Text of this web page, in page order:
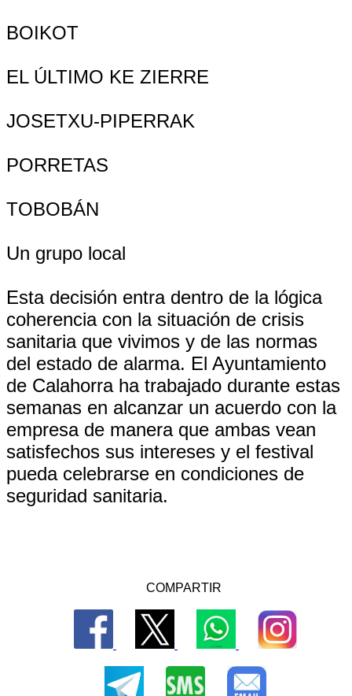
BOIKOT
EL ÚLTIMO KE ZIERRE
JOSETXU-PIPERRAK
PORRETAS
TOBOBÁN
Un grupo local
Esta decisión entra dentro de la lógica
coherencia con la situación de crisis
sanitaria que vivimos y de las normas
del estado de alarma. El Ayuntamiento
de Calahorra ha trabajado durante estas
semanas en alcanzar un acuerdo con la
empresa de manera que ambas vean
satisfechos sus intereses y el festival
pueda celebrarse en condiciones de
seguridad sanitaria.
COMPARTIR